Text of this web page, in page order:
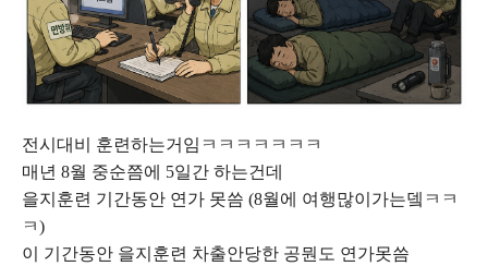
전시대비 훈련하는거임ㅋㅋㅋㅋㅋㅋㅋ
매년 8월 중순쯤에 5일간 하는건데
을지훈련 기간동안 연가 못씀 (8월에 여행많이가는뎈ㅋㅋ
ㅋ)
이 기간동안 을지훈련 차출안당한 공뭔도 연가못씀